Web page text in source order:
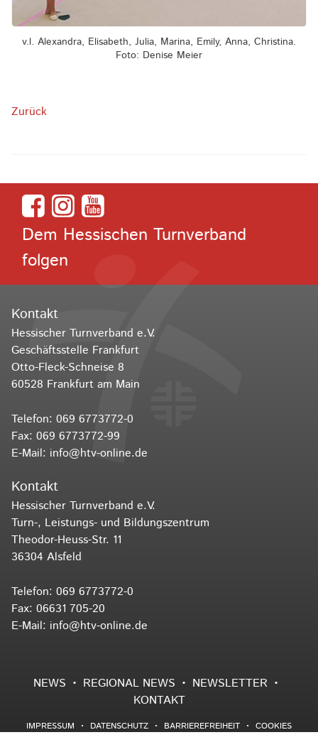
v.l. Alexandra, Elisabeth, Julia, Marina, Emily, Anna, Christina.
Foto: Denise Meier
Zurück
Dem Hessischen Turnverband
folgen
Kontakt
Hessischer Turnverband e.V.
Geschäftsstelle Frankfurt
Otto-Fleck-Schneise 8
60528 Frankfurt am Main
Telefon: 069 6773772-0
Fax: 069 6773772-99
E-Mail: info@htv-online.de
Kontakt
Hessischer Turnverband e.V.
Turn-, Leistungs- und Bildungszentrum
Theodor-Heuss-Str. 11
36304 Alsfeld
Telefon: 069 6773772-0
Fax: 06631 705-20
E-Mail: info@htv-online.de
NEWS REGIONAL NEWS
NEWSLETTER
KONTAKT
IMPRESSUM DATENSCHUTZ BARRIEREFREIHEIT COOKIES